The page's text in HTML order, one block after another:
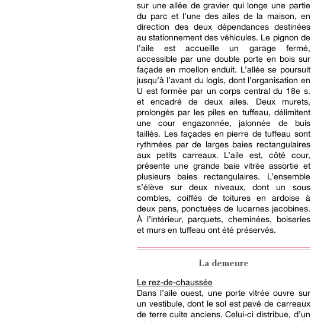
sur une allée de gravier qui longe une partie
du parc et l’une des ailes de la maison, en
direction des deux dépendances destinées
au stationnement des véhicules. Le pignon de
l’aile est accueille un garage fermé,
accessible par une double porte en bois sur
façade en moellon enduit. L’allée se poursuit
jusqu’à l’avant du logis, dont l’organisation en
U est formée par un corps central du 18e s.
et encadré de deux ailes. Deux murets,
prolongés par les piles en tuffeau, délimitent
une cour engazonnée, jalonnée de buis
taillés. Les façades en pierre de tuffeau sont
rythmées par de larges baies rectangulaires
aux petits carreaux. L’aile est, côté cour,
présente une grande baie vitrée assortie et
plusieurs baies rectangulaires. L’ensemble
s’élève sur deux niveaux, dont un sous
combles, coiffés de toitures en ardoise à
deux pans, ponctuées de lucarnes jacobines.
À l’intérieur, parquets, cheminées, boiseries
et murs en tuffeau ont été préservés.
La demeure
Le rez-de-chaussée
Dans l’aile ouest, une porte vitrée ouvre sur
un vestibule, dont le sol est pavé de carreaux
de terre cuite anciens. Celui-ci distribue, d’un